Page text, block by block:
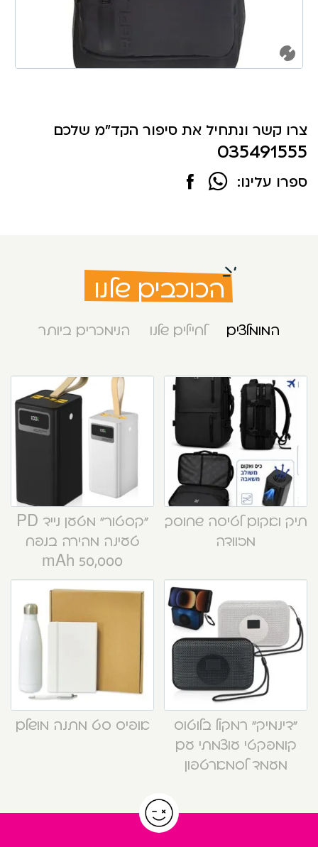
צרו קשר ונתחיל את סיפור הקד"מ שלכם
035491555
ספרו עלינו:
הכוכבים שלנו
המומלצים לחיילים שלנו הנימכרים ביותר
תיק ואקום לטיסה שחוסך
מזוודה
“קסטור” מטען נייד PD
טעינה מהירה בנפח
50,000 mAh
“דינמיק” רמקול בלוטוס
קומפקטי עוצמתי עם
מעמד לסמארטפון
אופיס סט מתנה מושלם